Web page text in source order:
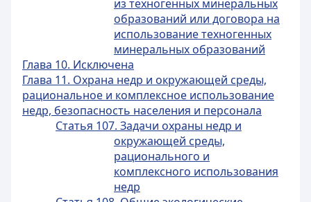
из техногенных минеральных
образований или договора на
использование техногенных
минеральных образований
Глава 10. Исключена
Глава 11. Охрана недр и окружающей среды,
рациональное и комплексное использование
недр, безопасность населения и персонала
Статья 107. Задачи охраны недр и
окружающей среды,
рационального и
комплексного использования
недр